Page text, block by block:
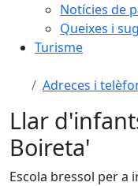
Notícies de
Queixes i
Turisme
Adreces i
Llar
Boireta'
Escola bressol per a